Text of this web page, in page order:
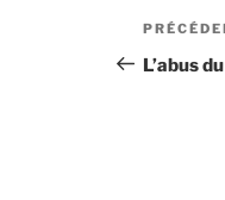
de
Article
L’abus